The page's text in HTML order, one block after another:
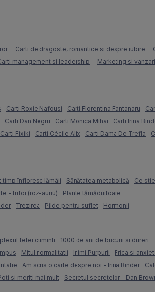
Carti de dragoste, romantice si despre iubire
management si leadership
Marketing si vanzari
Carti Roxie Nafousi Carti Florentina Fantanaru
Carti Dan Negru Carti Monica Mihai
Carti Irina
Carti Fixiki Carti Cécile Alix Carti Dama De Trefla
timp înfloresc lămâii Sănătatea metabolică
Ce
- trifoi (roz-auriu)
Plante tămăduitoare
Trezirea Pilde pentru suflet Hormonii
fetei cuminti
1000 de ani de bucurii si dureri
Mitul normalitatii Inimi Purpurii
Frica si
Am scris o carte despre noi - Irina Binder
si meriti mai mult Secretul secretelor - Dan